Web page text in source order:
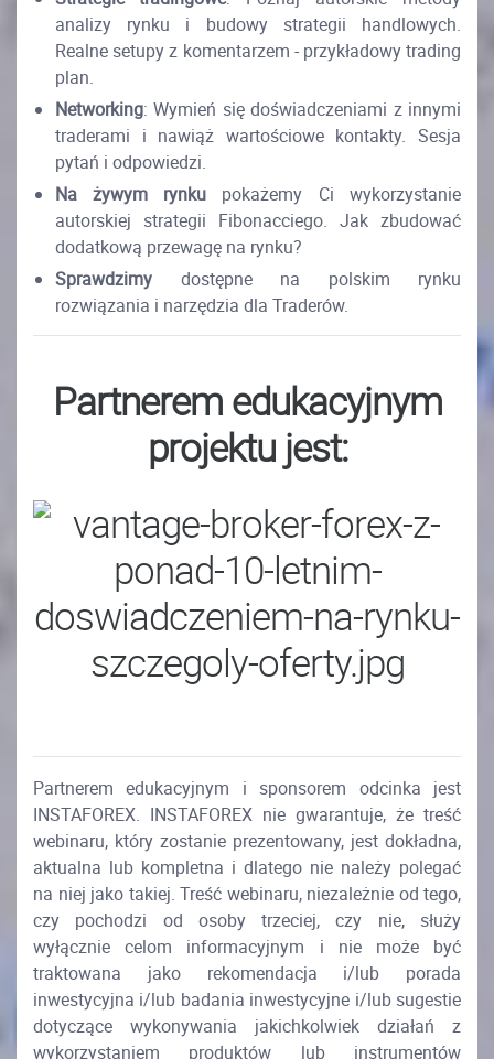
analizy rynku i budowy strategii handlowych.
Realne setupy z komentarzem - przykładowy trading
plan.
Networking: Wymień się doświadczeniami z innymi
traderami i nawiąż wartościowe kontakty. Sesja
pytań i odpowiedzi.
Na żywym rynku pokażemy Ci wykorzystanie
autorskiej strategii Fibonacciego. Jak zbudować
dodatkową przewagę na rynku?
Sprawdzimy dostępne na polskim rynku
rozwiązania i narzędzia dla Traderów.
Partnerem edukacyjnym
projektu jest:
Partnerem edukacyjnym i sponsorem odcinka jest
INSTAFOREX. INSTAFOREX nie gwarantuje, że treść
webinaru, który zostanie prezentowany, jest dokładna,
aktualna lub kompletna i dlatego nie należy polegać
na niej jako takiej. Treść webinaru, niezależnie od tego,
czy pochodzi od osoby trzeciej, czy nie, służy
wyłącznie celom informacyjnym i nie może być
traktowana jako rekomendacja i/lub porada
inwestycyjna i/lub badania inwestycyjne i/lub sugestie
dotyczące wykonywania jakichkolwiek działań z
wykorzystaniem produktów lub instrumentów